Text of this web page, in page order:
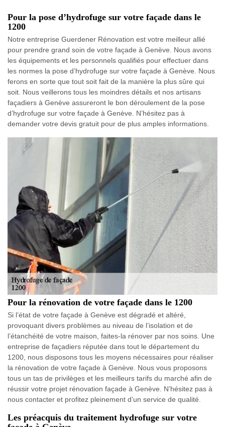
Pour la pose d’hydrofuge sur votre façade dans le
1200
Notre entreprise Guerdener Rénovation est votre meilleur allié
pour prendre grand soin de votre façade à Genève. Nous avons
les équipements et les personnels qualifiés pour effectuer dans
les normes la pose d’hydrofuge sur votre façade à Genève. Nous
ferons en sorte que tout soit fait de la manière la plus sûre qui
soit. Nous veillerons tous les moindres détails et nos artisans
façadiers à Genève assureront le bon déroulement de la pose
d’hydrofuge sur votre façade à Genève. N’hésitez pas à
demander votre devis gratuit pour de plus amples informations.
Pour la rénovation de votre façade dans le 1200
Si l’état de votre façade à Genève est dégradé et altéré,
provoquant divers problèmes au niveau de l’isolation et de
l’étanchéité de votre maison, faites-la rénover par nos soins. Une
entreprise de façadiers réputée dans tout le département du
1200, nous disposons tous les moyens nécessaires pour réaliser
la rénovation de votre façade à Genève. Nous vous proposons
tous un tas de privilèges et les meilleurs tarifs du marché afin de
réussir votre projet rénovation façade à Genève. N’hésitez pas à
nous contacter et profitez pleinement d’un service de qualité.
Les préacquis du traitement hydrofuge sur votre